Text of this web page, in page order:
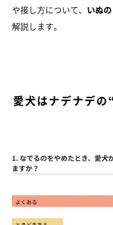
や接し方について、 いぬ
解説します。
愛犬はナデナデ